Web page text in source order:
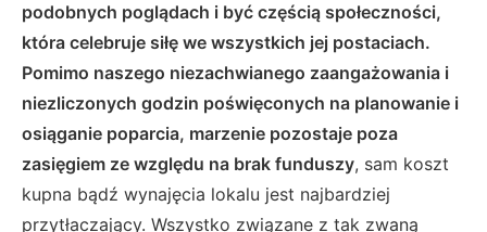
podobnych poglądach i być częścią społeczności,
która celebruje siłę we wszystkich jej postaciach.
Pomimo naszego niezachwianego zaangażowania i
niezliczonych godzin poświęconych na planowanie i
osiąganie poparcia, marzenie pozostaje poza
zasięgiem ze względu na brak funduszy, sam koszt
kupna bądź wynajęcia lokalu jest najbardziej
przytłaczający. Wszystko związane z tak zwaną